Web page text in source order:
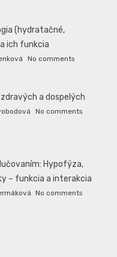
(hydratačné,
ich funkcia
No comments
a dospelých
No comments
Hypofýza,
– funkcia a interakcia
No comments